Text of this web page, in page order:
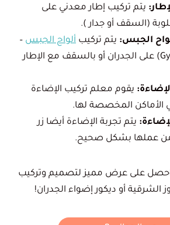
يتم تركيب إطار معدني على
(السقف أو جدار ).
الجبس: يتم تركيب ألواح الجبس –
(Gypsum boards) على الجدران أو بالسقف مع الإطار
يقوم معلم تركيب الإضاءة
يتم تجربة الإضاءة أيضا زر
من عملها بشكل صحيح.
على عرض مميز لتصميم وتركيب
أو ديكور إضواء الجدران!